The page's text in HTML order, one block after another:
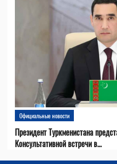
Официальные новости
Президент Туркменистана
Консультативной встречи в...